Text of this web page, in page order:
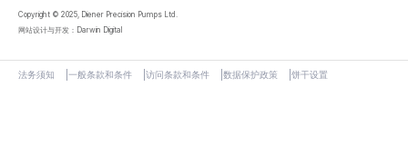
Copyright © 2025, Diener Precision Pumps Ltd.
网站设计与开发：Darwin Digital
法务须知 一般条款和条件 访问条款和条件 数据保护政策 饼干设置